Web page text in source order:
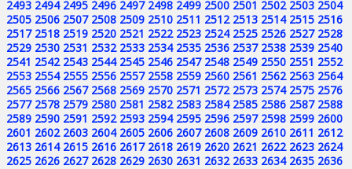
2493 2494 2495 2496 2497 2498 2499 2500 2501 2502 2503 2504
2505 2506 2507 2508 2509 2510 2511 2512 2513 2514 2515 2516
2517 2518 2519 2520 2521 2522 2523 2524 2525 2526 2527 2528
2529 2530 2531 2532 2533 2534 2535 2536 2537 2538 2539 2540
2541 2542 2543 2544 2545 2546 2547 2548 2549 2550 2551 2552
2553 2554 2555 2556 2557 2558 2559 2560 2561 2562 2563 2564
2565 2566 2567 2568 2569 2570 2571 2572 2573 2574 2575 2576
2577 2578 2579 2580 2581 2582 2583 2584 2585 2586 2587 2588
2589 2590 2591 2592 2593 2594 2595 2596 2597 2598 2599 2600
2601 2602 2603 2604 2605 2606 2607 2608 2609 2610 2611 2612
2613 2614 2615 2616 2617 2618 2619 2620 2621 2622 2623 2624
2625 2626 2627 2628 2629 2630 2631 2632 2633 2634 2635 2636